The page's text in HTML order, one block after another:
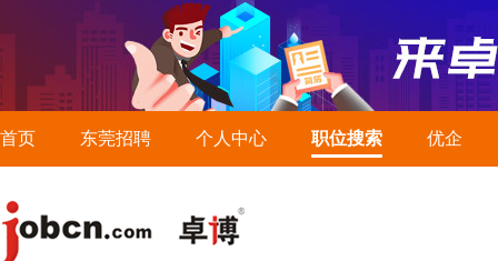
首页 东莞招聘 个人中心 职位搜索 优企